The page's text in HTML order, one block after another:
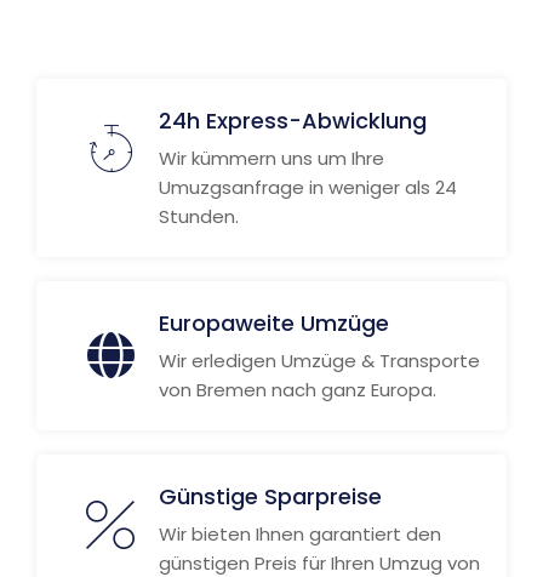
24h Express-Abwicklung
Wir kümmern uns um Ihre
Umuzgsanfrage in weniger als 24
Stunden.
Europaweite Umzüge
Wir erledigen Umzüge & Transporte
von Bremen nach ganz Europa.
Günstige Sparpreise
Wir bieten Ihnen garantiert den
günstigen Preis für Ihren Umzug von